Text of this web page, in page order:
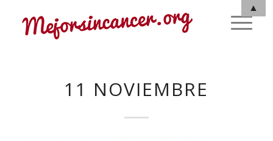
11 NOVIEMBRE
▲